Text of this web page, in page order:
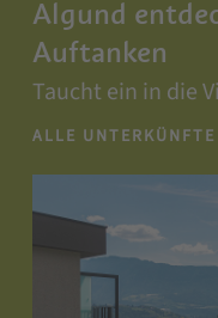
Algund
Auftanken
Taucht ein in die
ALLE